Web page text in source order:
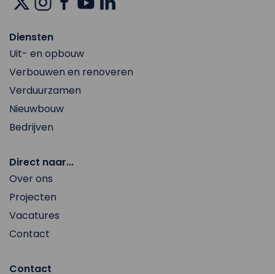
Diensten
Uit- en opbouw
Verbouwen en renoveren
Verduurzamen
Nieuwbouw
Bedrijven
Direct naar...
Over ons
Projecten
Vacatures
Contact
Contact